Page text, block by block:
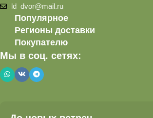
ld_dvor@mail.ru
Популярное
Регионы доставки
Покупателю
Мы в соц. сетях: